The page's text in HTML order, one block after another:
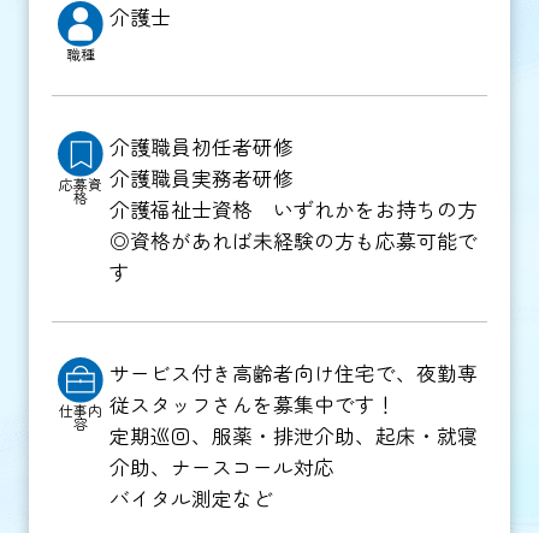
職種
介護士
応募資
格
介護職員初任者研修
介護職員実務者研修
介護福祉士資格 いずれかをお持ちの方
◎資格があれば未経験の方も応募可能で
す
仕事内
容
サービス付き高齢者向け住宅で、夜勤専
従スタッフさんを募集中です！
定期巡回、服薬・排泄介助、起床・就寝
介助、ナースコール対応
バイタル測定など